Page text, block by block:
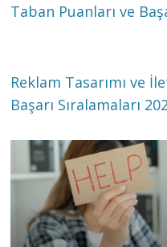
Taban Puanları ve
Reklam Tasarımı ve
Başarı Sıralamaları